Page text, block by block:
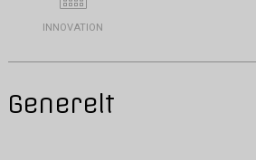
INNOVATION
Generelt